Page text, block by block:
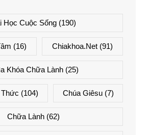
Học Cuộc Sống (190)
(16) Chiakhoa.net (91)
Khóa Chữa Lành(25)
Thức (104) Chúa Giêsu(7)
Chữa Lành (62)